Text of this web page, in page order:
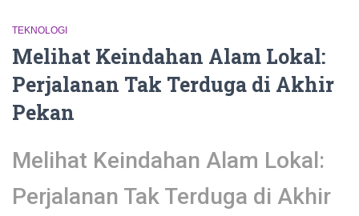
TEKNOLOGI
Melihat Keindahan Alam Lokal:
Perjalanan Tak Terduga di Akhir
Pekan
Melihat Keindahan Alam Lokal:
Perjalanan Tak Terduga di Akhir